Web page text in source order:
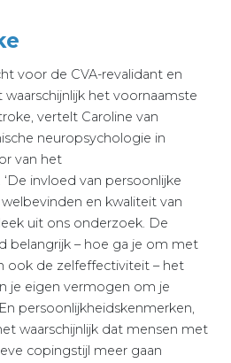
voor de CVA-revalidant en
het voornaamste
vertelt Caroline van
neuropsychologie in
van het
invloed van persoonlijke
en kwaliteit van
uit ons onderzoek. De
belangrijk – hoe ga je om met
ook de zelfeffectiviteit – het
je eigen vermogen om je
persoonlijkheidskenmerken,
waarschijnlijk dat mensen met
copingstijl meer gaan